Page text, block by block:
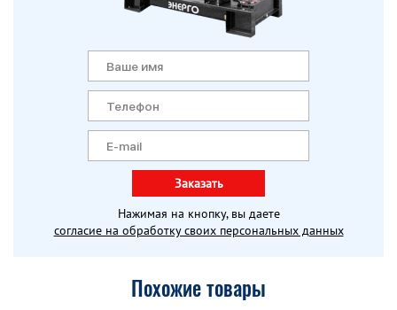
Заказать
Нажимая на кнопку, вы даете
согласие на обработку своих персональных данных
Похожие товары